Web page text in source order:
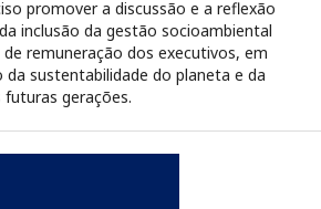
promover a discussão e a reflexão
inclusão da gestão socioambiental
remuneração dos executivos, em
sustentabilidade do planeta e da
futuras gerações.